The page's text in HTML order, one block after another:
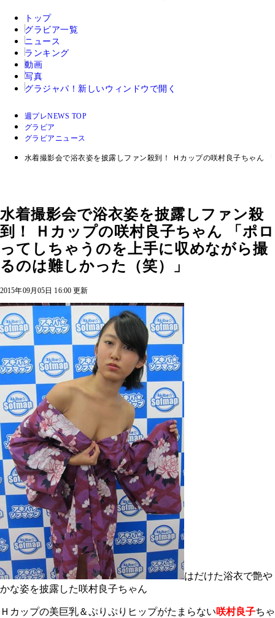
トップ
グラビア一覧
ニュース
ランキング
動画
写真
グラジャパ！ 新しいウィンドウで開く
週プレNEWS TOP
グラビア
グラビアニュース
水着撮影会で浴衣姿を披露しファン殺到！ Ｈカップの咲村良子ちゃん
水着撮影会で浴衣姿を披露しファン殺
到！ Ｈカップの咲村良子ちゃん 「ポロ
ってしちゃうのを上手に収めながら撮
るのは難しかった（笑）」
2015年09月05日 16:00 更新
はだけた浴衣で艶や
かな姿を披露した咲村良子ちゃん
Ｈカップの美巨乳＆ぷりぷりヒップがたまらない咲村良子ちゃ